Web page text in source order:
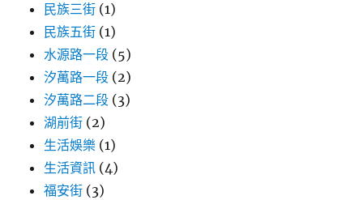
民族三街 (1)
民族五街 (1)
水源路一段 (5)
汐萬路一段 (2)
汐萬路二段 (3)
湖前街 (2)
生活娛樂 (1)
生活資訊 (4)
福安街 (3)